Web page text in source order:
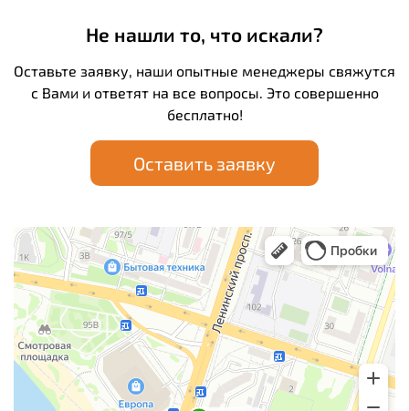
Не нашли то, что искали?
Оставьте заявку, наши опытные менеджеры свяжутся
с Вами и ответят на все вопросы. Это совершенно
бесплатно!
Оставить заявку